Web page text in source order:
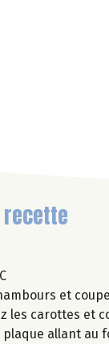
recette
et
les carottes et
plaque allant